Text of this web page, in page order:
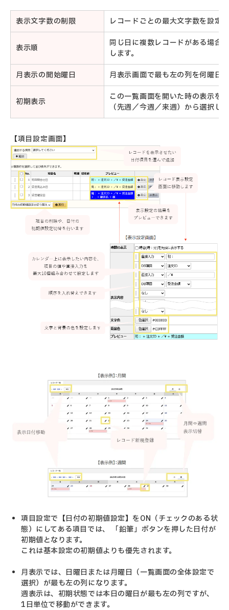
表示文字数の制限 レコードごとの最大文字数を設定
表示順
同じ日に複数レコードがある場合
します。
月表示の開始曜日
月表示画面で最も左の列を何曜日
初期表示
この一覧画面を開いた時の表示を
（先週／今週／来週）から選択し
【項目設定画面】
項目設定で【日付の初期値設定】をON（チェックのある状
態）にしてある項目では、 「鉛筆」ボタンを押した日付が
初期値となります。
これは基本設定の初期値よりも優先されます。
月表示では、日曜日または月曜日（一覧画面の全体設定で
選択）が最も左の列になります。
週表示は、初期状態では本日の曜日が最も左の列ですが、
1日単位で移動ができます。